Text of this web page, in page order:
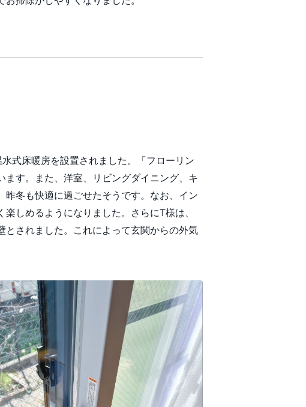
式床暖房を設置されました。「フローリン
す。また、洋室、リビングダイニング、キ
冬も快適に過ごせたそうです。なお、イン
しめるようになりました。さらにT様は、
されました。これによって玄関からの外気